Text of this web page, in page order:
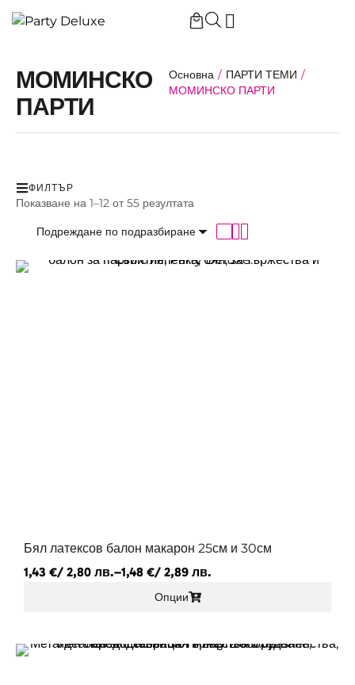
МОМИНСКО
ПАРТИ
Основна / ПАРТИ ТЕМИ /
МОМИНСКО ПАРТИ
ФИЛТЪР
Показване на 1–12 от 55 резултата
Бял латексов балон макарон 25см и 30см
1,43 €/ 2,80 лв.–1,48 €/ 2,89 лв.
Опции